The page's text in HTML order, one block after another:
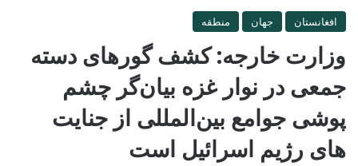
افغانستان جهان منطقه
وزارت خارجه: کشف گورهای دسته
جمعی در نوار غزه بیان‌گر چشم‌
پوشی جوامع بین‌المللی از جنایت
های رژیم اسرائیل است